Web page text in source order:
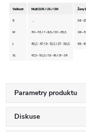
Parametry produktu
Diskuse